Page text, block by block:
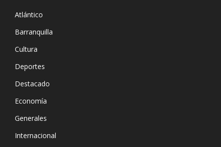
Atlántico
Barranquilla
Cultura
Deportes
Destacado
Economía
Generales
Internacional